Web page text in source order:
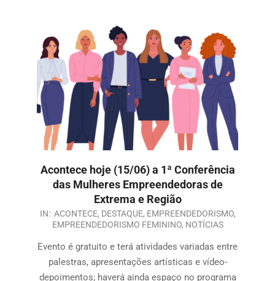
Acontece hoje (15/06) a 1ª Conferência
das Mulheres Empreendedoras de
Extrema e Região
IN: ACONTECE, DESTAQUE, EMPREENDEDORISMO,
EMPREENDEDORISMO FEMININO, NOTÍCIAS
Evento é gratuito e terá atividades variadas entre
palestras, apresentações artísticas e vídeo-
depoimentos; haverá ainda espaço no programa